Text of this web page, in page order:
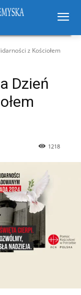
z Kościołem
Dzień
1218